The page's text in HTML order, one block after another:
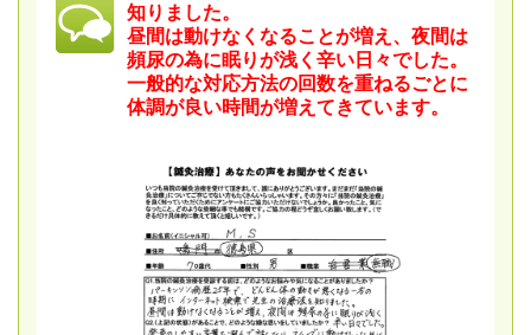
知りました。
昼間は動けなくなることが増え、夜間は
頻尿の為に眠りが浅く辛い日々でした。
一般的な対応方法の回数を重ねるごとに
体調が良い時間が増えてきています。